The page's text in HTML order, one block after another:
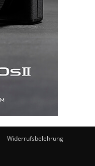
Widerrufsbelehrung